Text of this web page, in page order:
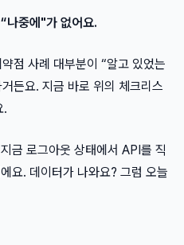
나중에"가 없어요.
점 사례 대부분이 “알고 있었는
든요. 지금 바로 위의 체크리스
.
금 로그아웃 상태에서 API를 직
요. 데이터가 나와요? 그럼 오늘